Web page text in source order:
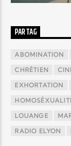
PAR TAG
ABOMINATION
CHRÉTIEN
EXHORTATION
LOUANGE
RADIO ELYON